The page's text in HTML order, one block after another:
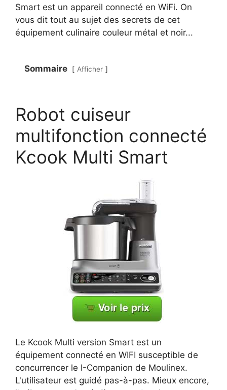
Smart est un appareil connecté en WiFi. On
vous dit tout au sujet des secrets de cet
équipement culinaire couleur métal et noir...
Sommaire Afficher
Robot cuiseur
multifonction connecté
Kcook Multi Smart
Le Kcook Multi version Smart est un
équipement connecté en WIFI susceptible de
concurrencer le I-Companion de Moulinex.
L'utilisateur est guidé pas-à-pas. Mieux encore,